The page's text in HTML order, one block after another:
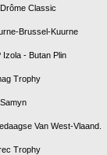
Classic
Brussel-Kuurne
Izola - Butan Plin
Trophy
Van West-Vlaand.
Trophy